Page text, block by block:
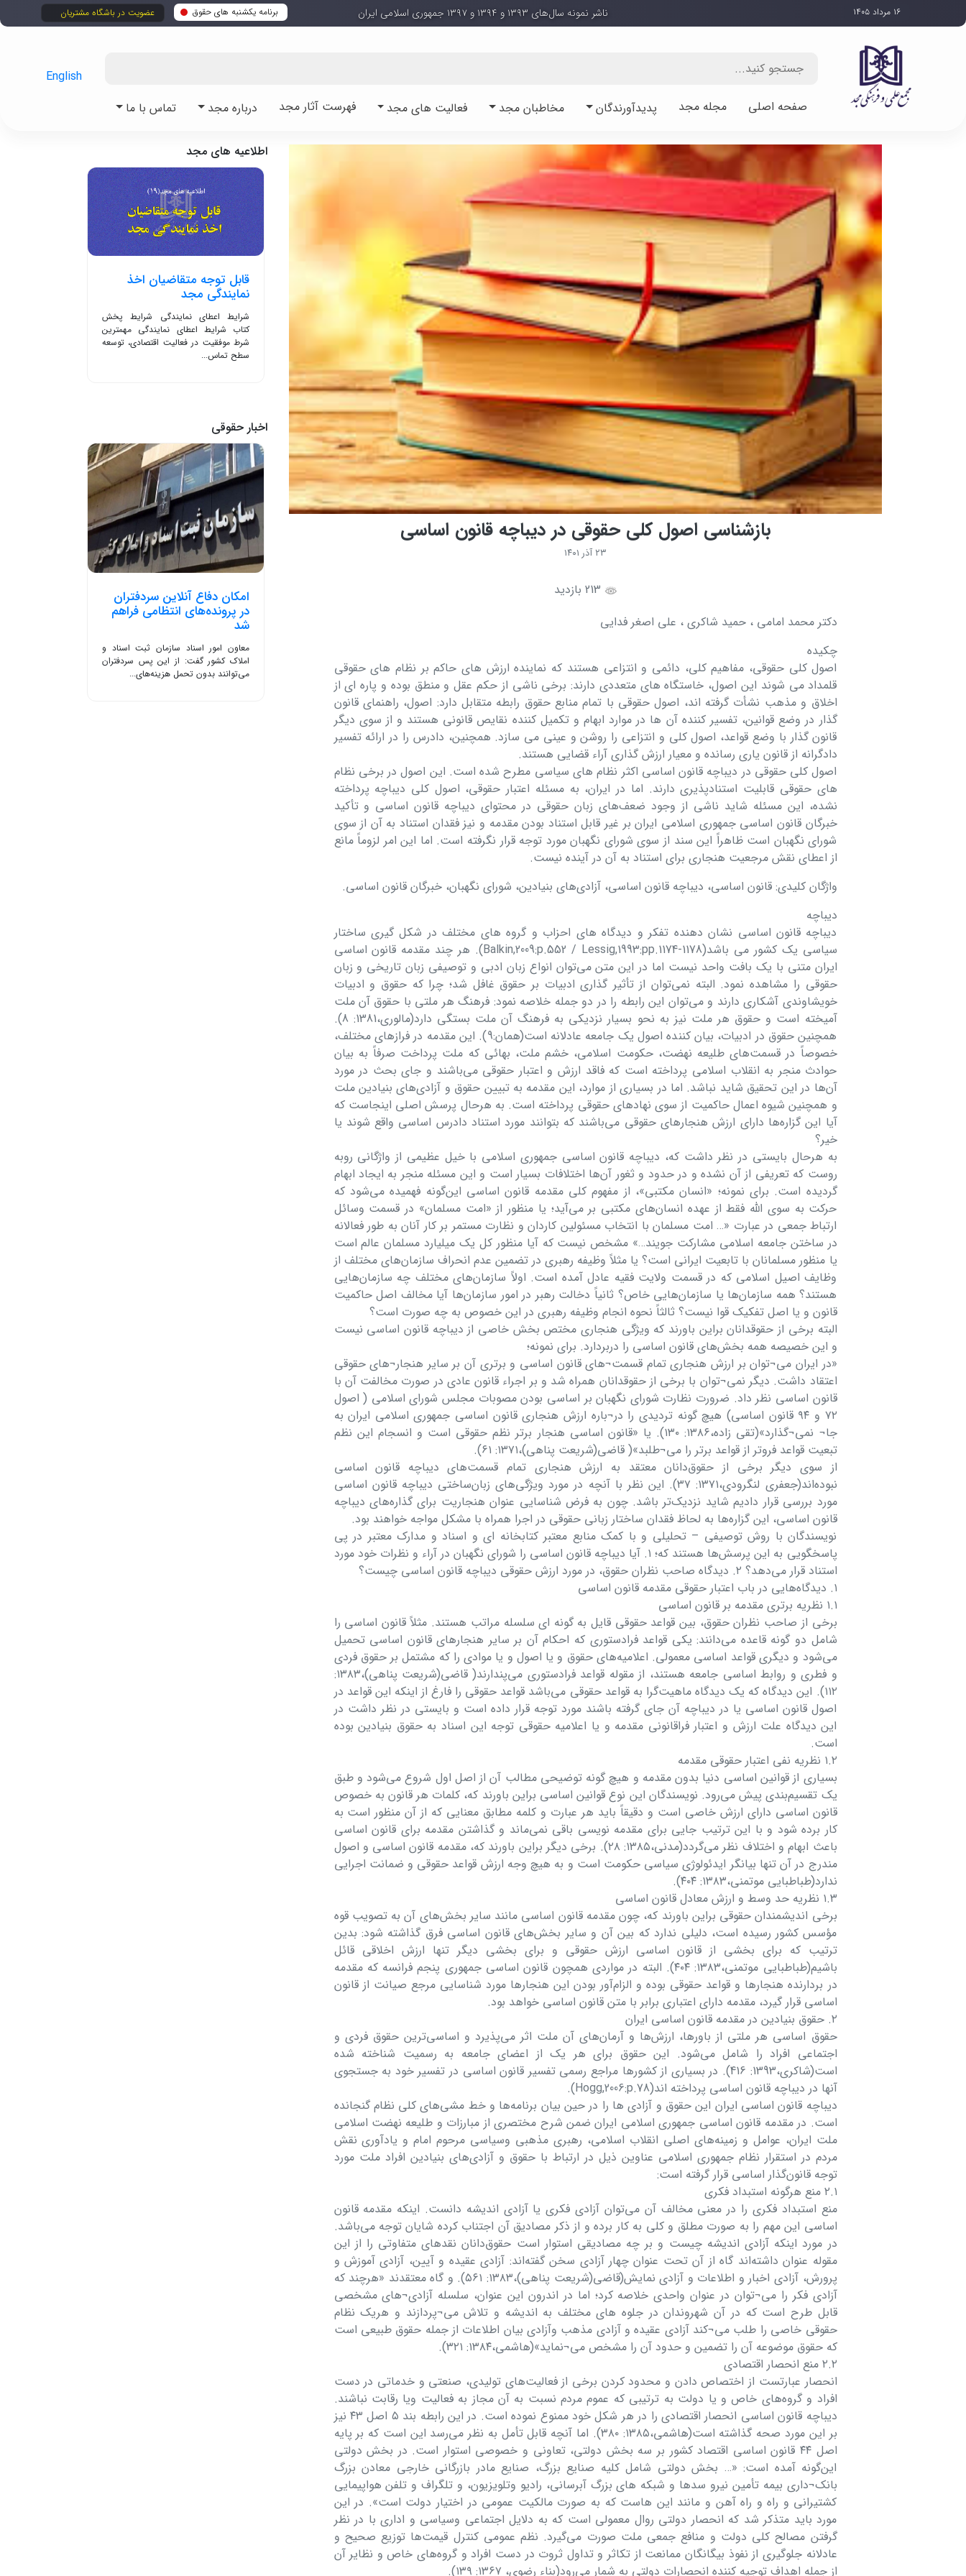
برنامه یکشنبه های حقوق عضویت در باشگاه مشتریان ۱۶ مرداد ۱۴۰۵ ناشر نمونه سال‌های ۱۳۹۳ و ۱۳۹۴ و ۱۳۹۷ جمهوری اسلامی ایران
صفحه اصلی مجله مجد پدیدآورندگان مخاطبان مجد فعالیت های مجد فهرست آثار مجد درباره مجد تماس با ما
English
بازشناسی اصول کلی حقوقی در دیباچه قانون اساسی
۲۳ آذر ۱۴۰۱
دکتر محمد امامی ، حمید شاکری ، علی اصغر فدایی
چکیده
اصول کلی حقوقی، مفاهیم کلی، دائمی و انتزاعی هستند که نماینده ارزش های حاکم بر نظام های حقوقی
قلمداد می شوند این اصول، خاستگاه های متعددی دارند: برخی ناشی از حکم عقل و منطق بوده و پاره ای از
اخلاق و مذهب نشأت گرفته اند، اصول حقوقی با تمام منابع حقوق رابطه متقابل دارد: اصول، راهنمای قانون
گذار در وضع قوانین، تفسیر کننده آن ها در موارد ابهام و تکمیل کننده نقایص قانونی هستند و از سوی دیگر
قانون گذار با وضع قواعد، اصول کلی و انتزاعی را روشن و عینی می سازد. همچنین، دادرس را در ارائه تفسیر
دادگرانه از قانون یاری رسانده و معیار ارزش گذاری آراء قضایی هستند.
اصول کلی حقوقی در دیباچه قانون اساسی اکثر نظام های سیاسی مطرح شده است. این اصول در برخی نظام
های حقوقی قابلیت استنادپذیری دارند. اما در ایران، به مسئله اعتبار حقوقی، اصول کلی دیباچه پرداخته
نشده، این مسئله شاید ناشی از وجود ضعف‌های زبان حقوقی در محتوای دیباچه قانون اساسی و تأکید
خبرگان قانون اساسی جمهوری اسلامی ایران بر غیر قابل استناد بودن مقدمه و نیز فقدان استناد به آن از سوی
شورای نگهبان است ظاهراً این سند از سوی شورای نگهبان مورد توجه قرار نگرفته است. اما این امر لزوماً مانع
از اعطای نقش مرجعیت هنجاری برای استناد به آن در آینده نیست.
واژگان کلیدی: قانون اساسی، دیباچه قانون اساسی، آزادی‌های بنیادین، شورای نگهبان، خبرگان قانون اساسی.
دیباچه
دیباچه قانون اساسی نشان دهنده تفکر و دیدگاه های احزاب و گروه های مختلف در شکل گیری ساختار
سیاسی یک کشور می باشد(Balkin,2009:p.552 / Lessig,1993:pp.1174-1178). هر چند مقدمه قانون اساسی
ایران متنی با یک بافت واحد نیست اما در این متن می‌توان انواع زبان ادبی و توصیفی زبان تاریخی و زبان
حقوقی را مشاهده نمود. البته نمی‌توان از تأثیر گذاری ادبیات بر حقوق غافل شد؛ چرا که حقوق و ادبیات
خویشاوندی آشکاری دارند و می‌توان این رابطه را در دو جمله خلاصه نمود: فرهنگ هر ملتی با حقوق آن ملت
آمیخته است و حقوق هر ملت نیز به نحو بسیار نزدیکی به فرهنگ آن ملت بستگی دارد(مالوری،1381: 8).
همچنین حقوق در ادبیات، بیان کننده اصول یک جامعه عادلانه است(همان:9). این مقدمه در فرازهای مختلف،
خصوصاً در قسمت‌های طلیعه نهضت، حکومت اسلامی، خشم ملت، بهائی که ملت پرداخت صرفاً به بیان
حوادث منجر به انقلاب اسلامی پرداخته است که فاقد ارزش و اعتبار حقوقی می‌باشند و جای بحث در مورد
آن‌ها در این تحقیق شاید نباشد. اما در بسیاری از موارد، این مقدمه به تبیین حقوق و آزادی‌های بنیادین ملت
و همچنین شیوه اعمال حاکمیت از سوی نهادهای حقوقی پرداخته است. به هرحال پرسش اصلی اینجاست که
آیا این گزاره‌ها دارای ارزش هنجارهای حقوقی می‌باشند که بتوانند مورد استناد دادرس اساسی واقع شوند یا
خیر؟
به هرحال بایستی در نظر داشت که، دیباچه قانون اساسی جمهوری اسلامی با خیل عظیمی از واژگانی روبه
روست که تعریفی از آن نشده و در حدود و ثغور آن‌ها اختلافات بسیار است و این مسئله منجر به ایجاد ابهام
گردیده است. برای نمونه؛ «انسان مکتبی»، از مفهوم کلی مقدمه قانون اساسی این‌گونه فهمیده می‌شود که
حرکت به سوی الله فقط از عهده انسان‌های مکتبی بر می‌آید؛ یا منظور از «امت مسلمان» در قسمت وسائل
ارتباط جمعی در عبارت «… امت مسلمان با انتخاب مسئولین کاردان و نظارت مستمر بر کار آنان به طور فعالانه
در ساختن جامعه اسلامی مشارکت جویند…» مشخص نیست که آیا منظور کل یک میلیارد مسلمان عالم است
یا منظور مسلمانان با تابعیت ایرانی است؟ یا مثلاً وظیفه رهبری در تضمین عدم انحراف سازمان‌های مختلف از
وظایف اصیل اسلامی که در قسمت ولایت فقیه عادل آمده است. اولاً سازمان‌های مختلف چه سازمان‌هایی
هستند؟ همه سازمان‌ها یا سازمان‌هایی خاص؟ ثانیاً دخالت رهبر در امور سازمان‌ها آیا مخالف اصل حاکمیت
قانون و یا اصل تفکیک قوا نیست؟ ثالثاً نحوه انجام وظیفه رهبری در این خصوص به چه صورت است؟
البته برخی از حقوقدانان براین باورند که ویژگی هنجاری مختص بخش خاصی از دیباچه قانون اساسی نیست
و این خصیصه همه بخش‌های قانون اساسی را دربردارد. برای نمونه؛
«در ایران می¬توان بر ارزش هنجاری تمام قسمت¬های قانون اساسی و برتری آن بر سایر هنجار¬های حقوقی
اعتقاد داشت. دیگر نمی¬توان با برخی از حقوقدانان همراه شد و بر اجراء قانون عادی در صورت مخالفت آن با
قانون اساسی نظر داد. ضرورت نظارت شورای نگهبان بر اساسی بودن مصوبات مجلس شورای اسلامی ( اصول
۷۲ و ۹۴ قانون اساسی) هیچ گونه تردیدی را در¬باره ارزش هنجاری قانون اساسی جمهوری اسلامی ایران به
جا¬ نمی¬گذارد»(تقی زاده،۱۳۸۶: ۱۳۰). یا «قانون اساسی هنجار برتر نظم حقوقی است و انسجام این نظم
تبعیت قواعد فروتر از قواعد برتر را می¬طلبد»( قاضی(شریعت پناهی)،۱۳۷۱: ۶۱).
از سوی دیگر برخی از حقوق‌دانان معتقد به ارزش هنجاری تمام قسمت‌های دیباچه قانون اساسی
نبوده‌اند(جعفری لنگرودی،۱۳۷۱: ۳۷). این نظر با آنچه در مورد ویژگی‌های زبان‌ساختی دیباچه قانون اساسی
مورد بررسی قرار دادیم شاید نزدیک‌تر باشد. چون به فرض شناسایی عنوان هنجاریت برای گذاره‌های دیباچه
قانون اساسی، این گزاره‌ها به لحاظ فقدان ساختار زبانی حقوقی در اجرا همراه با مشکل مواجه خواهند بود.
نویسندگان با روش توصیفی – تحلیلی و با کمک منابع معتبر کتابخانه ای و اسناد و مدارک معتبر در پی
پاسخگویی به این پرسش‌ها هستند که؛ ۱. آیا دیباچه قانون اساسی را شورای نگهبان در آراء و نظرات خود مورد
استناد قرار می‌دهد؟ ۲. دیدگاه صاحب نظران حقوق، در مورد ارزش حقوقی دیباچه قانون اساسی چیست؟
۱. دیدگاه‌هایی در باب اعتبار حقوقی مقدمه قانون اساسی
۱.۱ نظریه برتری مقدمه بر قانون اساسی
برخی از صاحب نظران حقوق، بین قواعد حقوقی قایل به گونه ای سلسله مراتب هستند. مثلاً قانون اساسی را
شامل دو گونه قاعده می‌دانند: یکی قواعد فرادستوری که احکام آن بر سایر هنجارهای قانون اساسی تحمیل
می‌شود و دیگری قواعد اساسی معمولی. اعلامیه‌های حقوق و یا اصول و یا موادی را که مشتمل بر حقوق فردی
و فطری و روابط اساسی جامعه هستند، از مقوله قواعد فرادستوری می‌پندارند( قاضی(شریعت پناهی)،۱۳۸۳:
۱۱۲). این دیدگاه که یک دیدگاه ماهیت‌گرا به قواعد حقوقی می‌باشد قواعد حقوقی را فارغ از اینکه این قواعد در
اصول قانون اساسی یا در دیباچه آن جای گرفته باشند مورد توجه قرار داده است و بایستی در نظر داشت در
این دیدگاه علت ارزش و اعتبار فراقانونی مقدمه و یا اعلامیه حقوقی توجه این اسناد به حقوق بنیادین بوده
است.
۱.۲ نظریه نفی اعتبار حقوقی مقدمه
بسیاری از قوانین اساسی دنیا بدون مقدمه و هیچ گونه توضیحی مطالب آن از اصل اول شروع می‌شود و طبق
یک تقسیم‌بندی پیش می‌رود. نویسندگان این نوع قوانین اساسی براین باورند که، کلمات هر قانون به خصوص
قانون اساسی دارای ارزش خاصی است و دقیقاً باید هر عبارت و کلمه مطابق معنایی که از آن منظور است به
کار برده شود و با این ترتیب جایی برای مقدمه نویسی باقی نمی‌ماند و گذاشتن مقدمه برای قانون اساسی
باعث ابهام و اختلاف نظر می‌گردد(مدنی،۱۳۸۵: ۲۸). برخی دیگر براین باورند که، مقدمه قانون اساسی و اصول
مندرج در آن تنها بیانگر ایدئولوژی سیاسی حکومت است و به هیچ وجه ارزش قواعد حقوقی و ضمانت اجرایی
ندارد(طباطبایی موتمنی،۱۳۸۳: ۴۰۴).
۱.۳ نظریه حد وسط و ارزش معادل قانون اساسی
برخی اندیشمندان حقوقی براین باورند که، چون مقدمه قانون اساسی مانند سایر بخش‌های آن به تصویب قوه
مؤسس کشور رسیده است، دلیلی ندارد که بین آن و سایر بخش‌های قانون اساسی فرق گذاشته شود: بدین
ترتیب که برای بخشی از قانون اساسی ارزش حقوقی و برای بخشی دیگر تنها ارزش اخلاقی قائل
باشیم(طباطبایی موتمنی،۱۳۸۳: ۴۰۴). البته در مواردی همچون قانون اساسی جمهوری پنجم فرانسه که مقدمه
در بردارنده هنجارها و قواعد حقوقی بوده و الزام‌آور بودن این هنجارها مورد شناسایی مرجع صیانت از قانون
اساسی قرار گیرد، مقدمه دارای اعتباری برابر با متن قانون اساسی خواهد بود.
۲. حقوق بنیادین در مقدمه قانون اساسی ایران
حقوق اساسی هر ملتی از باورها، ارزش‌ها و آرمان‌های آن ملت اثر می‌پذیرد و اساسی‌ترین حقوق فردی و
اجتماعی افراد را شامل می‌شود. این حقوق برای هر یک از اعضای جامعه به رسمیت شناخته شده
است(شاکری،1393: 416). در بسیاری از کشورها مراجع رسمی تفسیر قانون اساسی در تفسیر خود به جستجوی
آنها در دیباچه قانون اساسی پرداخته اند(Hogg,2006:p.78).
دیباچه قانون اساسی ایران این حقوق و آزادی ها را در حین بیان برنامه‌ها و خط مشی‌های کلی نظام گنجانده
است. در مقدمه قانون اساسی جمهوری اسلامی ایران ضمن شرح مختصری از مبارزات و طلیعه نهضت اسلامی
ملت ایران، عوامل و زمینه‌های اصلی انقلاب اسلامی، رهبری مذهبی وسیاسی مرحوم امام و یادآوری نقش
مردم در استقرار نظام جمهوری اسلامی عناوین ذیل در ارتباط با حقوق و آزادی‌های بنیادین افراد ملت مورد
توجه قانون‌گذار اساسی قرار گرفته است:
۲.۱ منع هرگونه استبداد فکری
منع استبداد فکری را در معنی مخالف آن می‌توان آزادی فکری یا آزادی اندیشه دانست. اینکه مقدمه قانون
اساسی این مهم را به صورت مطلق و کلی به کار برده و از ذکر مصادیق آن اجتناب کرده شایان توجه می‌باشد.
در مورد اینکه آزادی اندیشه چیست و بر چه مصادیقی استوار است حقوق‌دانان نقدهای متفاوتی را از این
مقوله عنوان داشته‌اند گاه از آن تحت عنوان چهار آزادی سخن گفته‌اند: آزادی عقیده و آیین، آزادی آموزش و
پرورش، آزادی اخبار و اطلاعات و آزادی نمایش(قاضی(شریعت پناهی)،۱۳۸۳: ۵۶۱). و گاه معتقدند «هرچند که
آزادی فکر را می¬توان در عنوان واحدی خلاصه کرد؛ اما در اندرون این عنوان، سلسله آزادی¬های مشخصی
قابل طرح است که در آن شهروندان در جلوه های مختلف به اندیشه و تلاش می¬پردازند و هریک نظام
حقوقی خاصی را طلب می¬کند آزادی عقیده و آزادی مذهب وآزادی بیان اطلاعات از جمله حقوق طبیعی است
که حقوق موضوعه آن را تضمین و حدود آن را مشخص می¬نماید»(هاشمی،۱۳۸۴: ۳۲۱).
۲.۲ منع انحصار اقتصادی
انحصار عبارتست از اختصاص دادن و محدود کردن برخی از فعالیت‌های تولیدی، صنعتی و خدماتی در دست
افراد و گروه‌های خاص و یا دولت به ترتیبی که عموم مردم نسبت به آن مجاز به فعالیت ویا رقابت نباشند.
دیباچه قانون اساسی انحصار اقتصادی را در هر شکل خود ممنوع نموده است. در این رابطه بند ۵ اصل ۴۳ نیز
بر این مورد صحه گذاشته است(هاشمی،۱۳۸۵: ۳۸۰). اما آنچه قابل تأمل به نظر می‌رسد این است که بر پایه
اصل ۴۴ قانون اساسی اقتصاد کشور بر سه بخش دولتی، تعاونی و خصوصی استوار است. در بخش دولتی
این‌گونه آمده است: «… بخش دولتی شامل کلیه صنایع بزرگ، صنایع مادر بازرگانی خارجی معادن بزرگ
بانک¬داری بیمه تأمین نیرو سدها و شبکه های بزرگ آبرسانی، رادیو وتلویزیون، و تلگراف و تلفن هواپیمایی
کشتیرانی و راه و راه آهن و مانند این هاست که به صورت مالکیت عمومی در اختیار دولت است». در این
مورد باید متذکر شد که انحصار دولتی روال معمولی است که به دلایل اجتماعی وسیاسی و اداری با در نظر
گرفتن مصالح کلی دولت و منافع جمعی ملت صورت می‌گیرد. نظم عمومی کنترل قیمت‌ها توزیع صحیح و
عادلانه جلوگیری از نفوذ بیگانگان ممانعت از تکاثر و تداول ثروت در دست افراد و گروه‌های خاص و نظایر آن
از جمله اهداف توجیه کننده انحصارات دولتی به شمار می‌رود(بناء رضوی، ۱۳۶۷: ۱۳۹).
اطلاعیه های مجد
قابل توجه متقاضیان اخذ
نمایندگی مجد
شرایط اعطای نمایندگی شرایط پخش
کتاب شرایط اعطای نمایندگی مهمترین
شرط موفقیت در فعالیت اقتصادی، توسعه
سطح تماس...
اخبار حقوقی
امکان دفاع آنلاین سردفتران
در پرونده‌های انتظامی فراهم
شد
معاون امور اسناد سازمان ثبت اسناد و
املاک کشور گفت: از این پس سردفتران
می‌توانند بدون تحمل هزینه‌های...